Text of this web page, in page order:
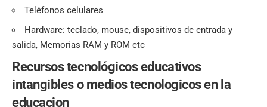
Teléfonos celulares
Hardware: teclado, mouse, dispositivos de entrada y
salida, Memorias RAM y ROM etc
Recursos tecnológicos educativos
intangibles o medios tecnologicos en la
educacion